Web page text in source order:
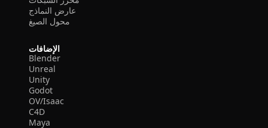
عارض النماذج
محول الصيغ
الإضافات
Blender
Unreal
Unity
Godot
OV/Isaac
C4D
Maya